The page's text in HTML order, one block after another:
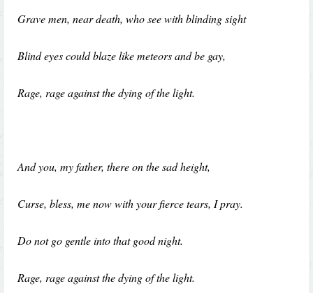
Grave men, near death, who see with blinding sight
Blind eyes could blaze like meteors and be gay,
Rage, rage against the dying of the light.
And you, my father, there on the sad height,
Curse, bless, me now with your fierce tears, I pray.
Do not go gentle into that good night.
Rage, rage against the dying of the light.